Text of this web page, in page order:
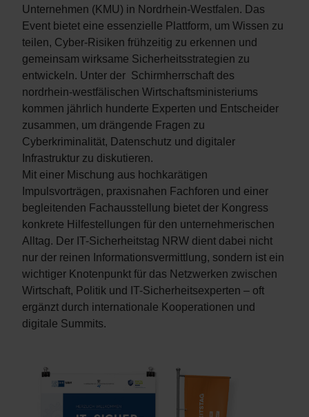
Unternehmen (KMU) in Nordrhein-Westfalen. Das
Event bietet eine essenzielle Plattform, um Wissen zu
teilen, Cyber-Risiken frühzeitig zu erkennen und
gemeinsam wirksame Sicherheitsstrategien zu
entwickeln. Unter der Schirmherrschaft des
nordrhein-westfälischen Wirtschaftsministeriums
kommen jährlich hunderte Experten und Entscheider
zusammen, um drängende Fragen zu
Cyberkriminalität, Datenschutz und digitaler
Infrastruktur zu diskutieren.
Mit einer Mischung aus hochkarätigen
Impulsvorträgen, praxisnahen Fachforen und einer
begleitenden Fachausstellung bietet der Kongress
konkrete Hilfestellungen für den unternehmerischen
Alltag. Der IT-Sicherheitstag NRW dient dabei nicht
nur der reinen Informationsvermittlung, sondern ist ein
wichtiger Knotenpunkt für das Netzwerken zwischen
Wirtschaft, Politik und IT-Sicherheitsexperten – oft
ergänzt durch internationale Kooperationen und
digitale Summits.